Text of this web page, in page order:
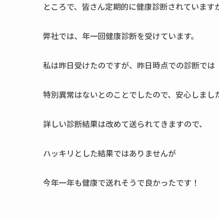
ところで、皆さん定期的に健康診断されています
弊社では、年一回健康診断を受けています。
私は昨日受けたのですが、昨日時点での診断では
特別異常はないとのことでしたので、安心しま
詳しい診断結果は改めて送られてきますので、
ハッキリとした結果ではありませんが
今年一年も健康で送れそうで良かったです！